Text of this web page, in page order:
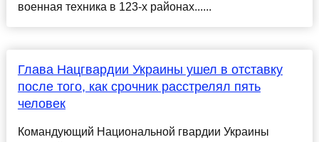
военная техника в 123-х районах......
Глава Нацгвардии Украины ушел в отставку
после того, как срочник расстрелял пять
человек
Командующий Национальной гвардии Украины